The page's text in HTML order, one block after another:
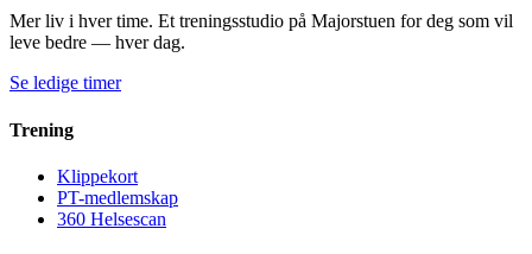
Mer liv i hver time. Et treningsstudio på Majorstuen for deg som vil
leve bedre — hver dag.
Se ledige timer
Trening
Klippekort
PT-medlemskap
360 Helsescan